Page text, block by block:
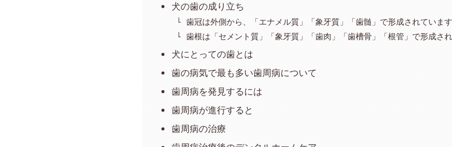
犬の歯の成り立ち
歯冠は外側から、「エナメル質」「象牙質」「歯髄」で形成されています
歯根は「セメント質」「象牙質」「歯肉」「歯槽骨」「根管」で形成さ
犬にとっての歯とは
歯の病気で最も多い歯周病について
歯周病を発見するには
歯周病が進行すると
歯周病の治療